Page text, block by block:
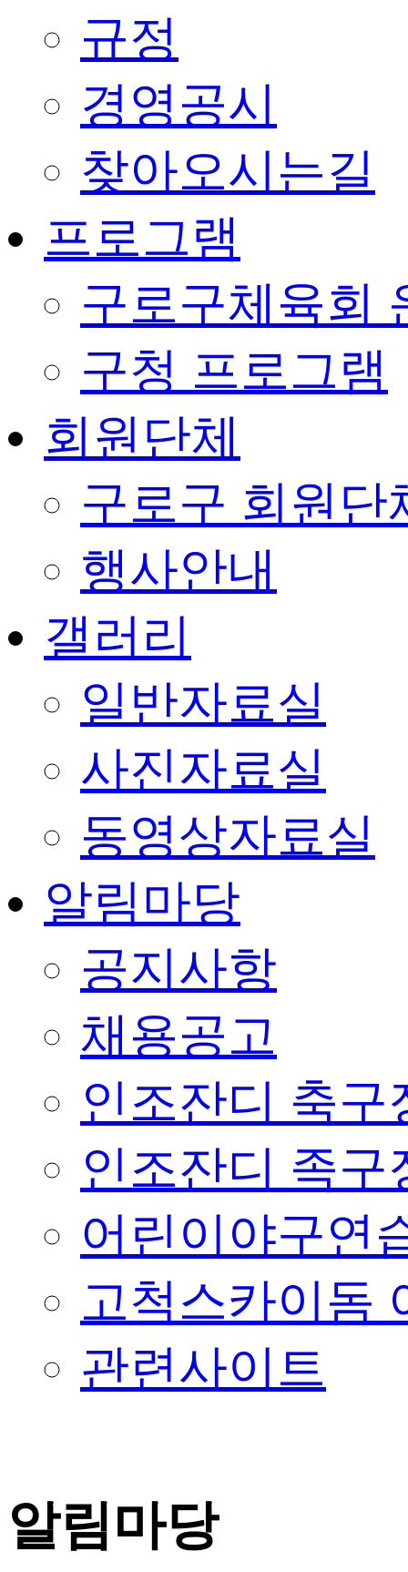
규정
경영공시
찾아오시는길
프로그램
구로구체육회
구청 프로그램
회원단체
구로구 회원단
행사안내
갤러리
일반자료실
사진자료실
동영상자료실
알림마당
공지사항
채용공고
인조잔디 축구
인조잔디 족구
어린이야구연
고척스카이돔
관련사이트
알림마당